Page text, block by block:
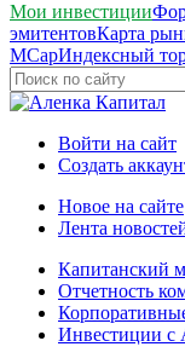
Мои инвестиции
эмитентовКарта
MCapИндексный
Войти на сайт
Создать
Новое на сайте
Лента
Капитанский
Отчетность
Инвестиции